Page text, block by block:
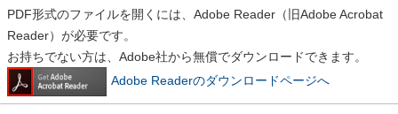
PDF形式のファイルを開くには、Adobe Reader（旧Adobe Acrobat
Reader）が必要です。
お持ちでない方は、Adobe社から無償でダウンロードできます。
Adobe Readerのダウンロードページへ